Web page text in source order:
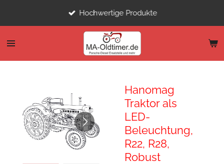
Hochwertige Produkte
Hanomag
Traktor als
LED-
Beleuchtung,
R22, R28,
Robust